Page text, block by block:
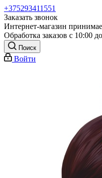
+375293411551
Заказать звонок
Интернет-магазин
Обработка заказов с 10:00
Поиск
Войти